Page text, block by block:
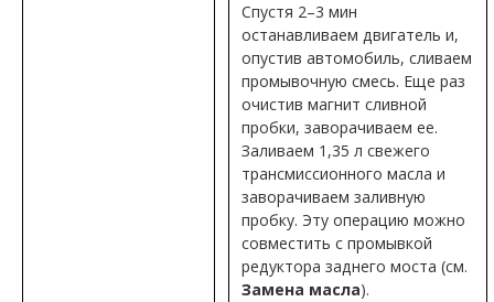
Спустя 2–3 мин
останавливаем двигатель и,
опустив автомобиль, сливаем
промывочную смесь. Еще раз
очистив магнит сливной
пробки, заворачиваем ее.
Заливаем 1,35 л свежего
трансмиссионного масла и
заворачиваем заливную
пробку. Эту операцию можно
совместить с промывкой
редуктора заднего моста (см.
Замена масла).